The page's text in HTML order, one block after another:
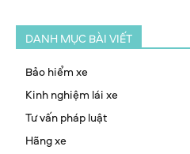
DANH MỤC BÀI VIẾT
Bảo hiểm xe
Kinh nghiệm lái xe
Tư vấn pháp luật
Hãng xe